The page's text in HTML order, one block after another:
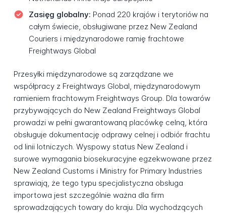
Zasięg globalny: Ponad 220 krajów i terytoriów na
całym świecie, obsługiwane przez New Zealand
Couriers i międzynarodowe ramię frachtowe
Freightways Global
Przesyłki międzynarodowe są zarządzane we
współpracy z Freightways Global, międzynarodowym
ramieniem frachtowym Freightways Group. Dla towarów
przybywających do New Zealand Freightways Global
prowadzi w pełni gwarantowaną placówkę celną, która
obsługuje dokumentację odprawy celnej i odbiór frachtu
od linii lotniczych. Wyspowy status New Zealand i
surowe wymagania biosekuracyjne egzekwowane przez
New Zealand Customs i Ministry for Primary Industries
sprawiają, że tego typu specjalistyczna obsługa
importowa jest szczególnie ważna dla firm
sprowadzających towary do kraju. Dla wychodzących